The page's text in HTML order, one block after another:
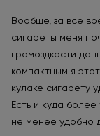
Вообще, за все
сигареты меня
громоздкости
компактным я
кулаке сигарету
Есть и куда
не менее удобно